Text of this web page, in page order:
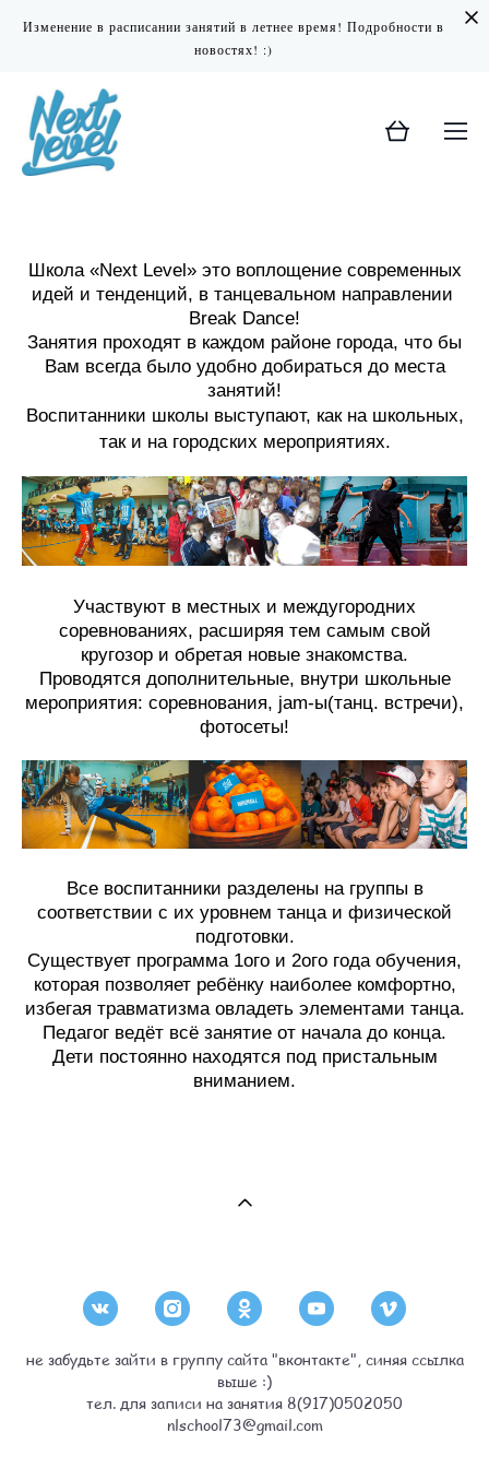
Изменение в расписании занятий в летнее время! Подробности в
новостях! :)
Школа «Next Level» это воплощение современных
идей и тенденций, в танцевальном направлении
Break Dance!
Занятия проходят в каждом районе города, что бы
Вам всегда было удобно добираться до места
занятий!
Воспитанники школы выступают, как на школьных,
так и на городских мероприятиях.
Участвуют в местных и междугородних
соревнованиях, расширяя тем самым свой
кругозор и обретая новые знакомства.
Проводятся дополнительные, внутри школьные
мероприятия: соревнования, jam-ы(танц. встречи),
фотосеты!
Все воспитанники разделены на группы в
соответствии с их уровнем танца и физической
подготовки.
Существует программа 1ого и 2ого года обучения,
которая позволяет ребёнку наиболее комфортно,
избегая травматизма овладеть элементами танца.
Педагог ведёт всё занятие от начала до конца.
Дети постоянно находятся под пристальным
вниманием.
не забудьте зайти в группу сайта "вконтакте", синяя ссылка
выше :)
тел. для записи на занятия 8(917)0502050
nlschool73@gmail.com